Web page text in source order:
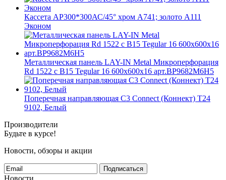
Кассета AP300*300АС/45° хром А741; золото А111
Эконом
Металлическая панель LAY-IN Metal Микроперфорация
Rd 1522 с В15 Tegular 16 600x600x16 арт.BP9682M6H5
Поперечная направляющая С3 Connect (Коннект) T24
9102, Белый
Производители
Будьте в курсе!
Новости, обзоры и акции
Подписаться
Новости